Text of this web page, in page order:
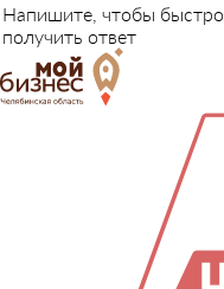
Напишите, чтобы быстро
получить ответ